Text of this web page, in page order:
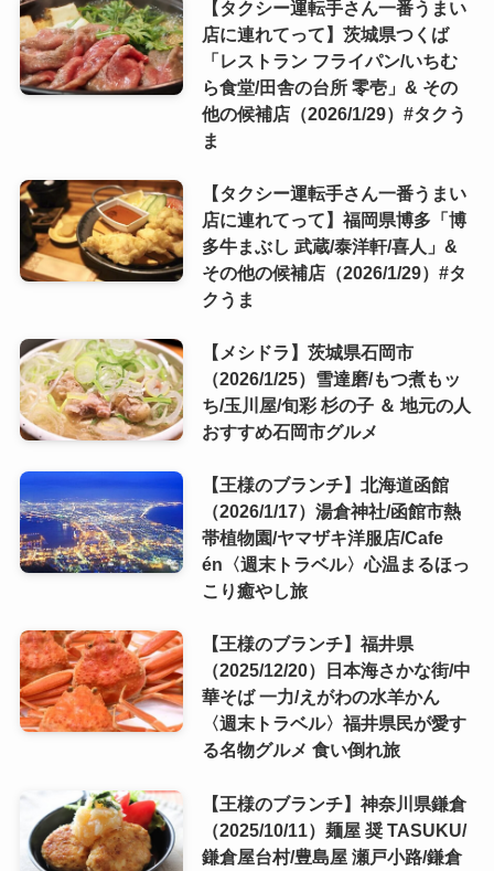
【タクシー運転手さん一番うまい
店に連れてって】茨城県つくば
「レストラン フライパン/いちむ
ら食堂/田舎の台所 零壱」& その
他の候補店（2026/1/29）#タクう
ま
【タクシー運転手さん一番うまい
店に連れてって】福岡県博多「博
多牛まぶし 武蔵/泰洋軒/喜人」&
その他の候補店（2026/1/29）#タ
クうま
【メシドラ】茨城県石岡市
（2026/1/25）雪達磨/もつ煮もッ
ち/玉川屋/旬彩 杉の子 ＆ 地元の人
おすすめ石岡市グルメ
【王様のブランチ】北海道函館
（2026/1/17）湯倉神社/函館市熱
帯植物園/ヤマザキ洋服店/Cafe
én〈週末トラベル〉心温まるほっ
こり癒やし旅
【王様のブランチ】福井県
（2025/12/20）日本海さかな街/中
華そば 一力/えがわの水羊かん
〈週末トラベル〉福井県民が愛す
る名物グルメ 食い倒れ旅
【王様のブランチ】神奈川県鎌倉
（2025/10/11）麺屋 奨 TASUKU/
鎌倉屋台村/豊島屋 瀬戸小路/鎌倉